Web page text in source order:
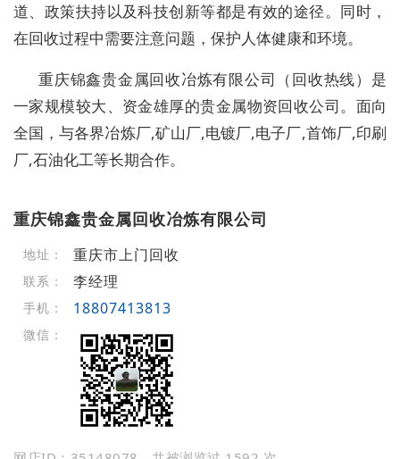
道、政策扶持以及科技创新等都是有效的途径。同时，
在回收过程中需要注意问题，保护人体健康和环境。
重庆锦鑫贵金属回收冶炼有限公司（回收热线）是
一家规模较大、资金雄厚的贵金属物资回收公司。面向
全国，与各界冶炼厂,矿山厂,电镀厂,电子厂,首饰厂,印刷
厂,石油化工等长期合作。
重庆锦鑫贵金属回收冶炼有限公司
地址： 重庆市上门回收
联系： 李经理
手机： 18807413813
微信：